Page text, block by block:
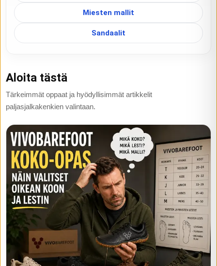
Miesten mallit
Sandaalit
Aloita tästä
Tärkeimmät oppaat ja hyödyllisimmät artikkelit
paljasjalkakenkien valintaan.